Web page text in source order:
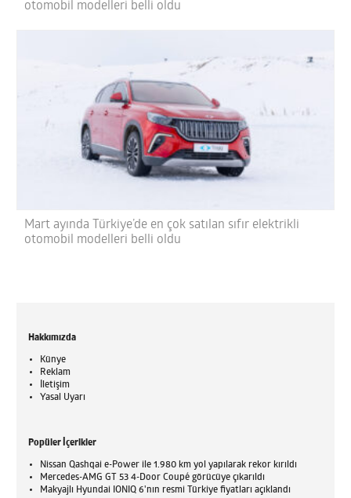
otomobil modelleri belli oldu
Mart ayında Türkiye’de en çok satılan sıfır elektrikli
otomobil modelleri belli oldu
Hakkımızda
Künye
Reklam
İletişim
Yasal Uyarı
Popüler İçerikler
Nissan Qashqai e-Power ile 1.980 km yol yapılarak rekor kırıldı
Mercedes-AMG GT 53 4-Door Coupé görücüye çıkarıldı
Makyajlı Hyundai IONIQ 6'nın resmi Türkiye fiyatları açıklandı